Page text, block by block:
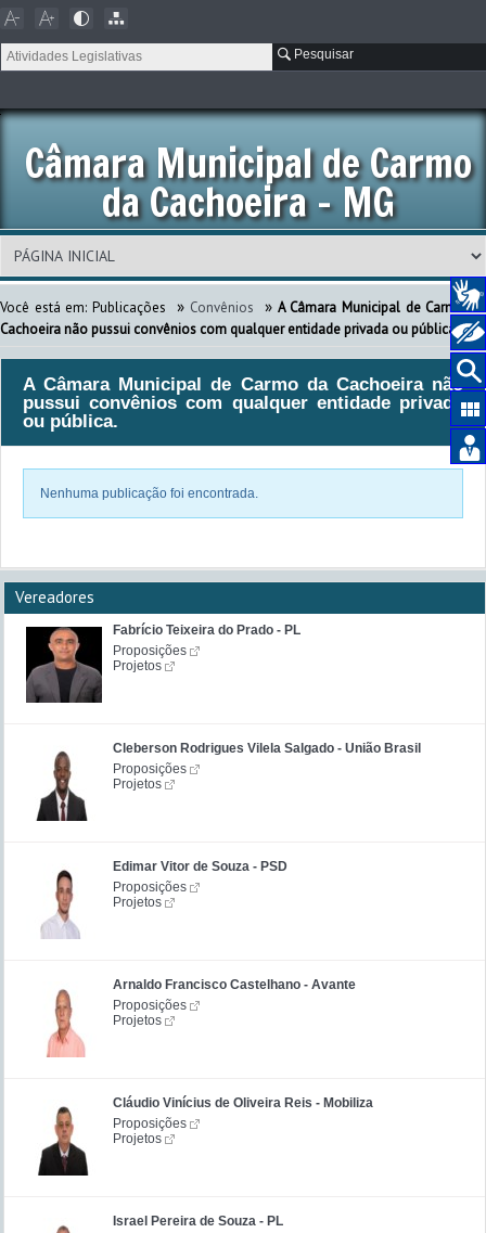
Pesquisar
Câmara Municipal de Carmo
da Cachoeira - MG
Você está em:Publicações » Convênios » A Câmara Municipal de Carmo da
Cachoeira não pussui convênios com qualquer entidade privada ou pública.
A Câmara Municipal de Carmo da Cachoeira não
pussui convênios com qualquer entidade privada
ou pública.
Nenhuma publicação foi encontrada.
Vereadores
Fabrício Teixeira do Prado - PL
Proposições
Projetos
Cleberson Rodrigues Vilela Salgado - União Brasil
Proposições
Projetos
Edimar Vitor de Souza - PSD
Proposições
Projetos
Arnaldo Francisco Castelhano - Avante
Proposições
Projetos
Cláudio Vinícius de Oliveira Reis - Mobiliza
Proposições
Projetos
Israel Pereira de Souza - PL